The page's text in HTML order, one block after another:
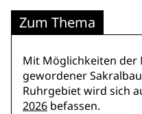
Zum Thema
Mit Möglichkeiten der
gewordener
Ruhrgebiet wird sich
2026 befassen.